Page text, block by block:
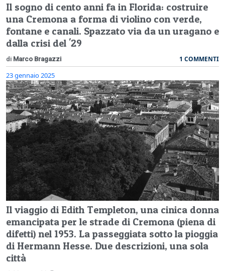
Il sogno di cento anni fa in Florida: costruire
una Cremona a forma di violino con verde,
fontane e canali. Spazzato via da un uragano e
dalla crisi del '29
di Marco Bragazzi 1 COMMENTI
23 gennaio 2025
Il viaggio di Edith Templeton, una cinica donna
emancipata per le strade di Cremona (piena di
difetti) nel 1953. La passeggiata sotto la pioggia
di Hermann Hesse. Due descrizioni, una sola
città